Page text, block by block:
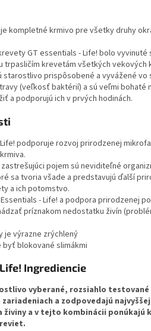
je kompletné krmivo pre všetky druhy
GT essentials - Life! bolo
trpasličím krevetám všetkých vekových
starostlivo prispôsobené a vyvážené vo
(veľkosť baktérií) a sú veľmi bohaté
a podporujú ich v prvých hodinách.
podporuje rozvoj prirodzenej
pojem sú neviditeľné
sa tvoria všade a predstavujú ďalší
a ich potomstvo.
- Life! a podpora prirodzenej
príznakom nedostatku živín
je výrazne zrýchlený
byť blokované slimákmi
Ingrediencie
vyberané, rozsiahlo testované
a zodpovedajú
živiny a v tejto kombinácii ponúkajú